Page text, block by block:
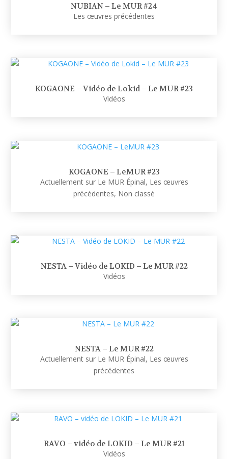
NUBIAN – Le MUR #24
Les œuvres précédentes
KOGAONE – Vidéo de Lokid – Le MUR #23
Vidéos
KOGAONE – LeMUR #23
Actuellement sur Le MUR Épinal, Les œuvres
précédentes, Non classé
NESTA – Vidéo de LOKID – Le MUR #22
Vidéos
NESTA – Le MUR #22
Actuellement sur Le MUR Épinal, Les œuvres
précédentes
RAVO – vidéo de LOKID – Le MUR #21
Vidéos